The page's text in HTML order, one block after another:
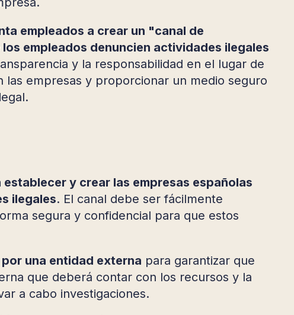
empleados a crear un "canal de
empleados denuncien actividades ilegales
y la responsabilidad en el lugar de
empresas y proporcionar un medio seguro
y crear las empresas españolas
ilegales. El canal debe ser fácilmente
segura y confidencial para que estos
una entidad externa para garantizar que
que deberá contar con los recursos y la
a cabo investigaciones.